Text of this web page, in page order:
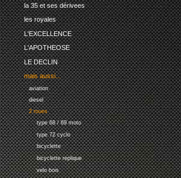
la 35 et ses dérivees
les royales
L'EXCELLENCE
L'APOTHEOSE
LE DECLIN
mais aussi...
aviation
diesel
2 roues
type 68 / 69 moto
type 72 cyclo
bicyclette
bicyclette replique
velo bois